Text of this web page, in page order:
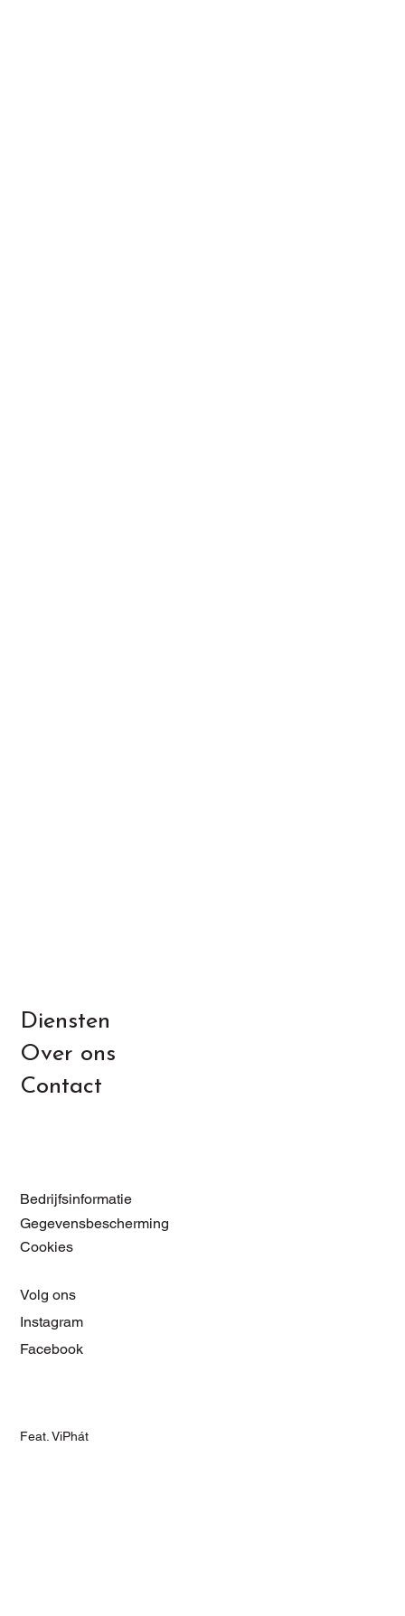
Diensten
Over ons
Contact
Bedrijfsinformatie
Gegevensbescherming
Cookies
Volg ons
Instagram
Facebook
Feat. ViPhát